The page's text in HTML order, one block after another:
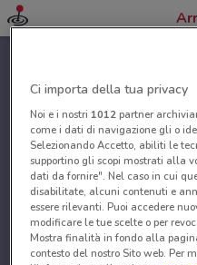
Ci importa della tua privacy
Noi e i nostri 1012partner
come i dati di navigazione gli o
Selezionando Accetto, abiliti le
supportino gli scopi mostrati alla
dati da fornire". Nel caso in cui
disabilitate, alcuni contenuti e
essere rilevanti. Puoi accedere
modificare le tue scelte o per
Mostra finalità in fondo alla
contesto del nostro Sito web. Per